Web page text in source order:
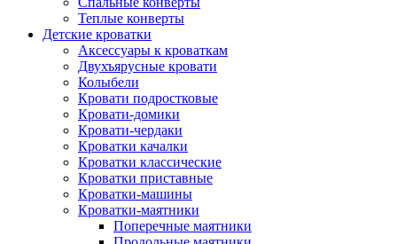
Теплые конверты
Детские кроватки
Аксессуары к кроваткам
Двухъярусные кровати
Колыбели
Кровати подростковые
Кровати-домики
Кровати-чердаки
Кроватки качалки
Кроватки классические
Кроватки приставные
Кроватки-машины
Кроватки-маятники
Поперечные маятники